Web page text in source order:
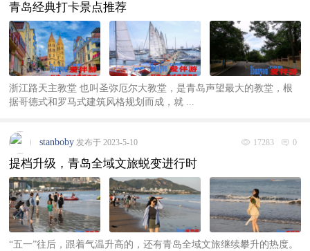
青岛经典打卡景点推荐
浙江路天主教堂 也叫圣弥厄尔大教堂，是青岛声望最大的教堂，根
据哥德式和罗马式建筑风格规划而成，就 ...
17283 0
stanboby 发布于 2023-5-10
提档升级，青岛全域文旅蜕变进行时
“五一”往后，跟着气温升高的，还有青岛全域文旅继续攀升的热度。